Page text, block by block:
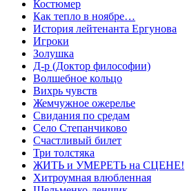
Костюмер
Как тепло в ноябре…
История лейтенанта Ергунова
Игроки
Золушка
Д-р (Доктор философии)
Волшебное кольцо
Вихрь чувств
Жемчужное ожерелье
Свидания по средам
Село Степанчиково
Счастливый билет
Три толстяка
ЖИТЬ и УМЕРЕТЬ на СЦЕНЕ!
Хитроумная влюбленная